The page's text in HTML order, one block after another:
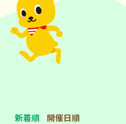
新着順 開催日順